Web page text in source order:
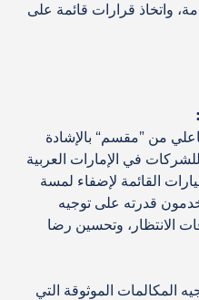
واتخاذ قرارات قائمة على
من ”مقسم“ بالإشادة
في الإمارات العربية
القائمة لإضفاء لمسة
قدرته على توجيه
الانتظار، وتحسين رضا
المكالمات الموثوقة التي